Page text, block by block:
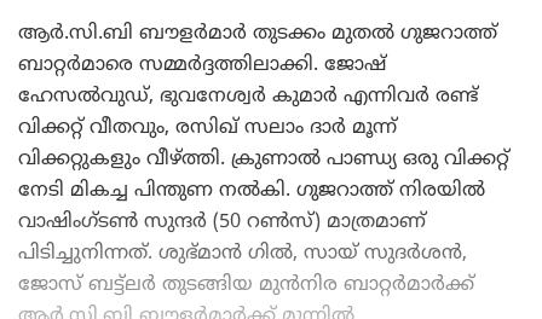
ആർ.സി.ബി ബൗളർമാർ തുടക്കം മുതൽ ഗുജറാത്ത്
ബാറ്റർമാരെ സമ്മർദ്ദത്തിലാക്കി. ജോഷ്
ഹേസൽവുഡ്, ഭുവനേശ്വർ കുമാർ എന്നിവർ രണ്ട്
വിക്കറ്റ് വീതവും, രസിഖ് സലാം ദാർ മൂന്ന്
വിക്കറ്റുകളും വീഴ്ത്തി. ക്രുണാൽ പാണ്ഡ്യ ഒരു വിക്കറ്റ്
നേടി മികച്ച പിന്തുണ നൽകി. ഗുജറാത്ത് നിരയിൽ
വാഷിംഗ്ടൺ സുന്ദർ (50 റൺസ്) മാത്രമാണ്
പിടിച്ചുനിന്നത്. ശുഭ്മാൻ ഗിൽ, സായ് സുദർശൻ,
ജോസ് ബട്ട്ലർ തുടങ്ങിയ മുൻനിര ബാറ്റർമാർക്ക്